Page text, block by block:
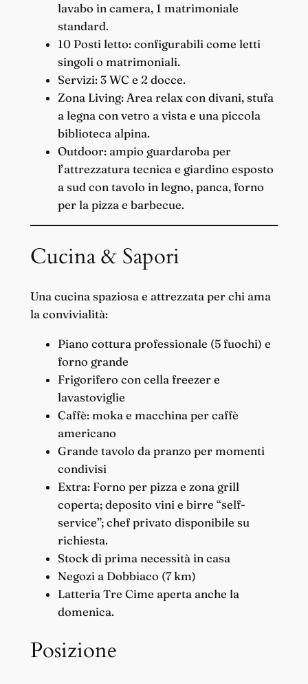
lavabo in camera, 1 matrimoniale
standard.
10 Posti letto: configurabili come letti
singoli o matrimoniali.
Servizi: 3 WC e 2 docce.
Zona Living: Area relax con divani, stufa
a legna con vetro a vista e una piccola
biblioteca alpina.
Outdoor: ampio guardaroba per
l’attrezzatura tecnica e giardino esposto
a sud con tavolo in legno, panca, forno
per la pizza e barbecue.
Cucina & Sapori
Una cucina spaziosa e attrezzata per chi ama
la convivialità:
Piano cottura professionale (5 fuochi) e
forno grande
Frigorifero con cella freezer e
lavastoviglie
Caffè: moka e macchina per caffè
americano
Grande tavolo da pranzo per momenti
condivisi
Extra: Forno per pizza e zona grill
coperta; deposito vini e birre “self-
service”; chef privato disponibile su
richiesta.
Stock di prima necessità in casa
Negozi a Dobbiaco (7 km)
Latteria Tre Cime aperta anche la
domenica.
Posizione